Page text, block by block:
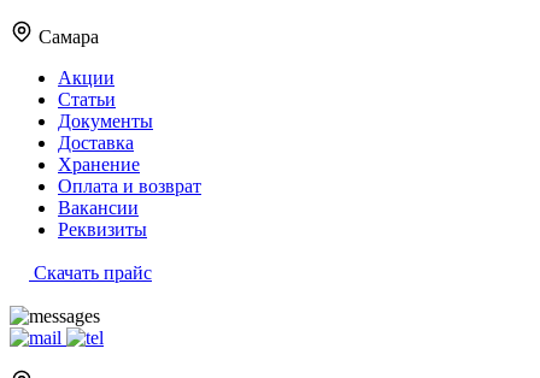
Самара
Акции
Статьи
Документы
Доставка
Хранение
Оплата и возврат
Вакансии
Реквизиты
Скачать прайс